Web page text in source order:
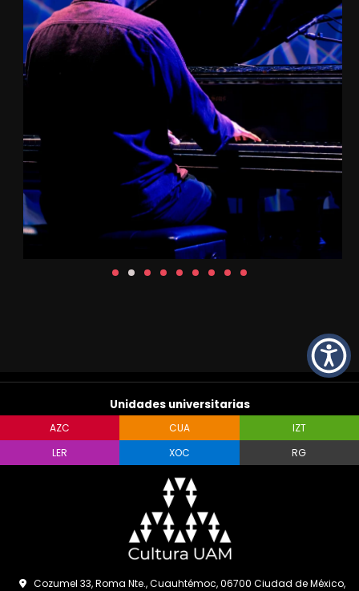
Unidades universitarias
AZC CUA
IZT
LER
XOC RG
Cozumel 33, Roma Nte., Cuauhtémoc, 06700 Ciudad de México,